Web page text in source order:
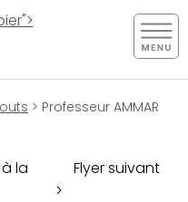
> Professeur AMMAR
la
Flyer suivant
>